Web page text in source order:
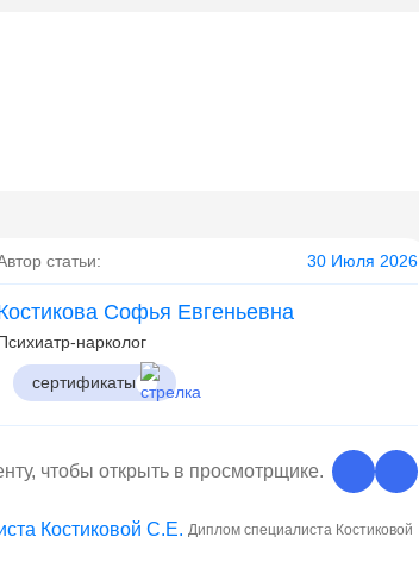
статьи: 30 Июля 2026
Софья Евгеньевна
нарколог
сертификаты
чтобы открыть в просмотрщике.
Диплом специалиста Костиковой